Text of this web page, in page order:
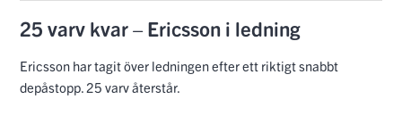
25 varv kvar – Ericsson i ledning
Ericsson har tagit över ledningen efter ett riktigt snabbt
depåstopp. 25 varv återstår.